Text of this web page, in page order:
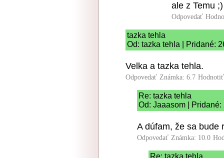
ale z Temu ;)
Odpovedať
tazka tehla
Od: tazka tehla | Pridané:
Velka a tazka tehla.
Odpovedať Známka: 6.7
Re: tazka tehla
Od: Jaaasom | Pridané:
A dúfam, že sa bude
Odpovedať Známka: 10.0
Re: tazka tehla